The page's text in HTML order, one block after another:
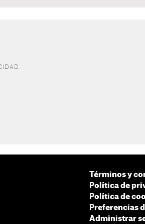
Términos y
Política de
Política de
Preferencias
Administrar